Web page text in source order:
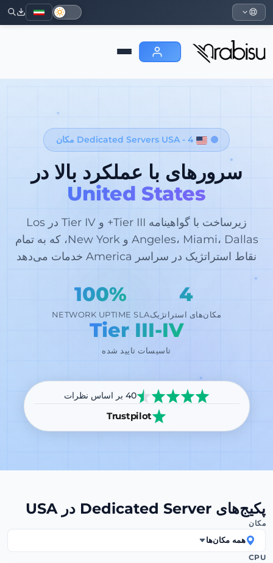
Dedicated Servers USA - 4 مکان
سرورهای با عملکرد بالا در
United States
زیرساخت با گواهینامه Tier III+ و Tier IV در Los
Angeles، Miami، Dallas و New York، که به تمام
نقاط استراتژیک در سراسر America خدمات می‌دهد
4
مکان‌های استراتژیک
100%
NETWORK UPTIME SLA
Tier III-IV
تاسیسات تایید شده
40 بر اساس نظرات
Trustpilot
پکیج‌های Dedicated Server در USA
مکان
همه مکان‌ها
CPU